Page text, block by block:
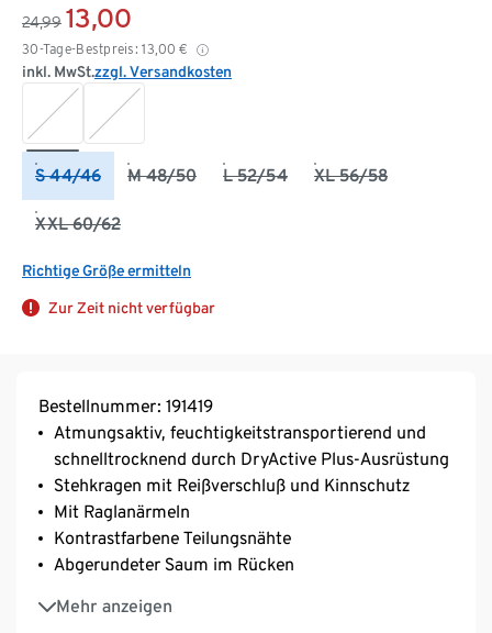
24,99 13,00
30-Tage-Bestpreis: 13,00 €
inkl. MwSt.zzgl. Versandkosten
S 44/46 M 48/50 L 52/54 XL 56/58
XXL 60/62
Richtige Größe ermitteln
Zur Zeit nicht verfügbar
Bestellnummer: 191419
Atmungsaktiv, feuchtigkeitstransportierend und
schnelltrocknend durch DryActive Plus-Ausrüstung
Stehkragen mit Reißverschluß und Kinnschutz
Mit Raglanärmeln
Kontrastfarbene Teilungsnähte
Abgerundeter Saum im Rücken
Mehr anzeigen
Softes, elastisches Material mit der Creora® Faser –
für eine optimale Bewegungsfreiheit